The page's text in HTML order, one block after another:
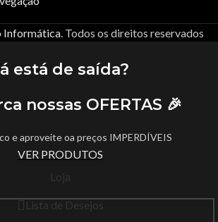
Informática. Todos os direitos reservados
está de saída?
nossas OFERTAS 🎉
e aproveite oa preços IMPERDÍVEIS
VER PRODUTOS
Loja
Lista de Desejos